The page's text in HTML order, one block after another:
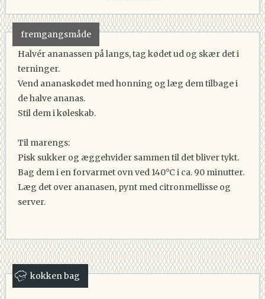
fremgangsmåde
Halvér ananassen på langs, tag kødet ud og skær det i
terninger.
Vend ananaskødet med honning og læg dem tilbage i
de halve ananas.
Stil dem i køleskab.
Til marengs:
Pisk sukker og æggehvider sammen til det bliver tykt.
Bag dem i en forvarmet ovn ved 140°C i ca. 90 minutter.
Læg det over ananasen, pynt med citronmellisse og
server.
kokken bag